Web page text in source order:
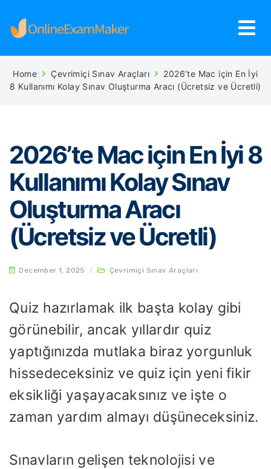
Home Çevrimiçi Sınav Araçları
2026’te Mac için En İyi
8 Kullanımı Kolay Sınav Oluşturma Aracı (Ücretsiz ve Ücretli)
2026’te Mac için En İyi 8
Kullanımı Kolay Sınav
Oluşturma Aracı
(Ücretsiz ve Ücretli)
December 1, 2025 / Çevrimiçi Sınav Araçları
Quiz hazırlamak ilk başta kolay gibi
görünebilir, ancak yıllardır quiz
yaptığınızda mutlaka biraz yorgunluk
hissedeceksiniz ve quiz için yeni fikir
eksikliği yaşayacaksınız ve işte o
zaman yardım almayı düşüneceksiniz.
Sınavların gelişen teknolojisi ve